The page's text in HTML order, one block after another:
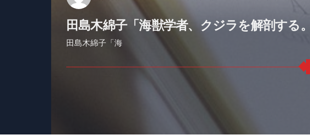
田島木綿子「海獣学者、クジラを解剖する
田島木綿子「海